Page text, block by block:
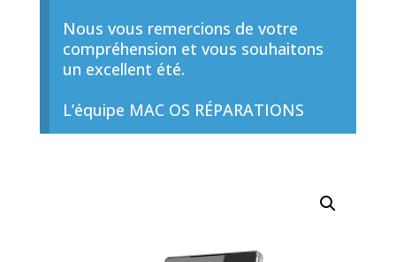
Nous vous remercions de votre
compréhension et vous souhaitons
un excellent été.
L’équipe MAC OS RÉPARATIONS